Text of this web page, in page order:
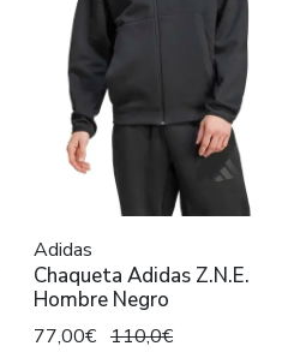
Adidas
Chaqueta Adidas Z.N.E.
Hombre Negro
77,00€ 110,0€